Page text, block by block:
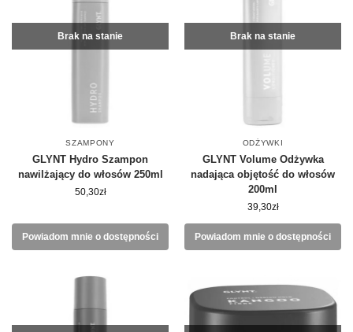
Brak na stanie
SZAMPONY
GLYNT Hydro Szampon
nawilżający do włosów 250ml
50,30zł
Powiadom mnie o dostępności
Brak na stanie
ODŻYWKI
GLYNT Volume Odżywka
nadająca objętość do włosów
200ml
39,30zł
Powiadom mnie o dostępności